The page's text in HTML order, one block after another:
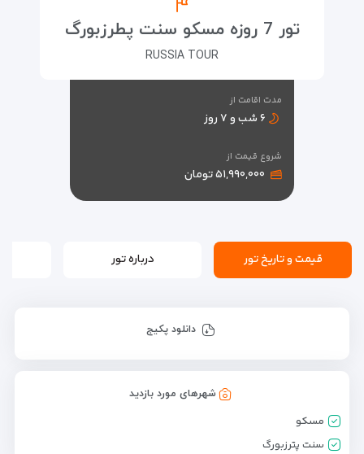
تور 7 روزه مسکو سنت پطرزبورگ
RUSSIA TOUR
مدت اقامت از
۶ شب و ۷ روز
شروع قیمت از
۵۱,۹۹۰,۰۰۰ تومان
قیمت و تاریخ تور درباره تور
دانلود پکیج
شهرهای مورد بازدید
مسکو
سنت پترزبورگ